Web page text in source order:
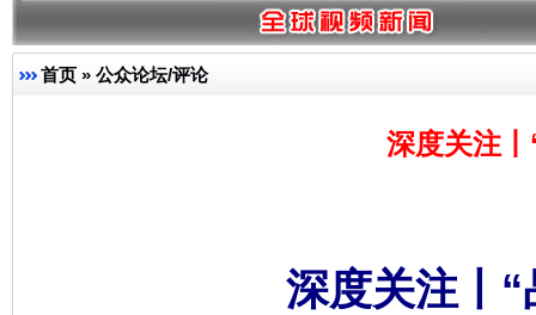
首页 » 公众论坛/评论
深度关注
深度关注丨